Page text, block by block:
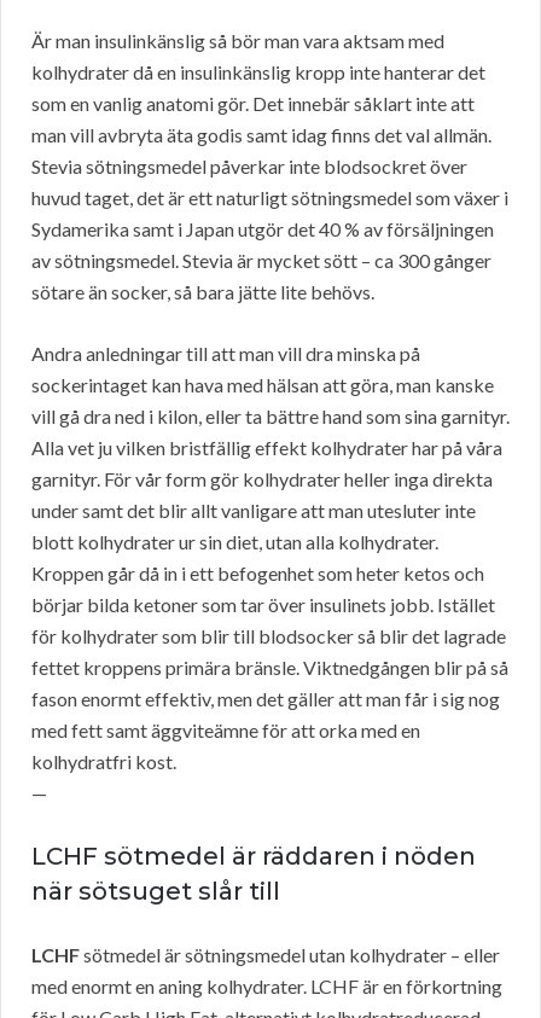
Är man insulinkänslig så bör man vara aktsam med
kolhydrater då en insulinkänslig kropp inte hanterar det
som en vanlig anatomi gör. Det innebär såklart inte att
man vill avbryta äta godis samt idag finns det val allmän.
Stevia sötningsmedel påverkar inte blodsockret över
huvud taget, det är ett naturligt sötningsmedel som växer i
Sydamerika samt i Japan utgör det 40 % av försäljningen
av sötningsmedel. Stevia är mycket sött – ca 300 gånger
sötare än socker, så bara jätte lite behövs.
Andra anledningar till att man vill dra minska på
sockerintaget kan hava med hälsan att göra, man kanske
vill gå dra ned i kilon, eller ta bättre hand som sina garnityr.
Alla vet ju vilken bristfällig effekt kolhydrater har på våra
garnityr. För vår form gör kolhydrater heller inga direkta
under samt det blir allt vanligare att man utesluter inte
blott kolhydrater ur sin diet, utan alla kolhydrater.
Kroppen går då in i ett befogenhet som heter ketos och
börjar bilda ketoner som tar över insulinets jobb. Istället
för kolhydrater som blir till blodsocker så blir det lagrade
fettet kroppens primära bränsle. Viktnedgången blir på så
fason enormt effektiv, men det gäller att man får i sig nog
med fett samt äggviteämne för att orka med en
kolhydratfri kost.
—
LCHF sötmedel är räddaren i nöden
när sötsuget slår till
LCHFsötmedel är sötningsmedel utan kolhydrater – eller
med enormt en aning kolhydrater. LCHF är en förkortning